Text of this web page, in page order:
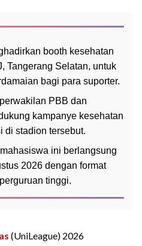
booth kesehatan
Tangerang Selatan, untuk
bagi para suporter.
PBB dan
kampanye kesehatan
di stadion tersebut.
ini berlangsung
2026 dengan format
tinggi.
(UniLeague) 2026